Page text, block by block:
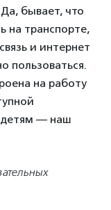
бывает, что
на транспорте,
и интернет
пользоваться.
на работу
— наш